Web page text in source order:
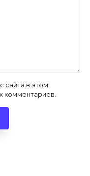
сайта в этом
комментариев.